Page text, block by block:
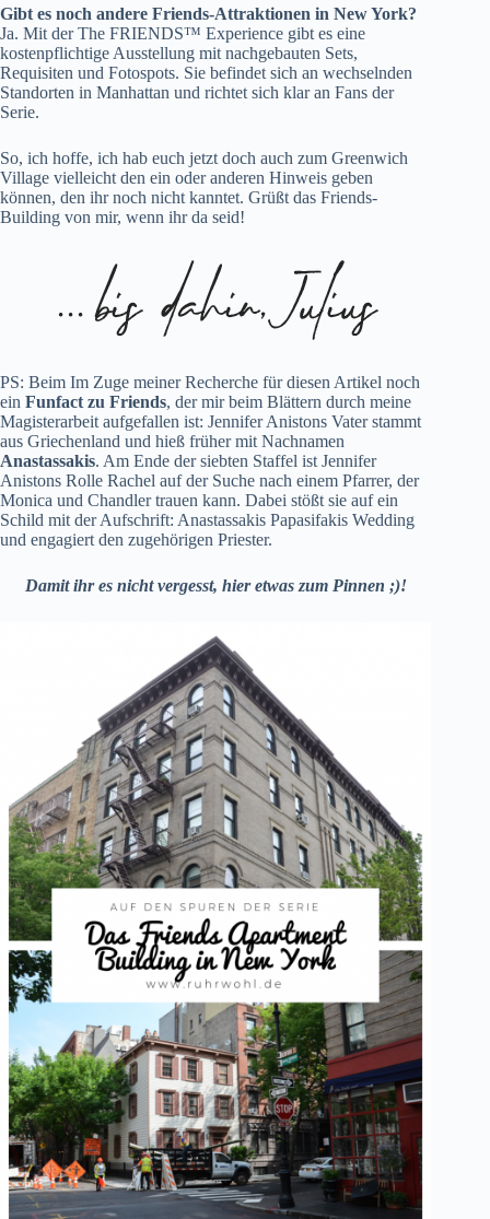
Gibt es noch andere Friends-Attraktionen in New York?
Ja. Mit der The FRIENDS™ Experience gibt es eine
kostenpflichtige Ausstellung mit nachgebauten Sets,
Requisiten und Fotospots. Sie befindet sich an wechselnden
Standorten in Manhattan und richtet sich klar an Fans der
Serie.
So, ich hoffe, ich hab euch jetzt doch auch zum Greenwich
Village vielleicht den ein oder anderen Hinweis geben
können, den ihr noch nicht kanntet. Grüßt das Friends-
Building von mir, wenn ihr da seid!
PS: Beim Im Zuge meiner Recherche für diesen Artikel noch
ein Funfact zu Friends, der mir beim Blättern durch meine
Magisterarbeit aufgefallen ist: Jennifer Anistons Vater stammt
aus Griechenland und hieß früher mit Nachnamen
Anastassakis. Am Ende der siebten Staffel ist Jennifer
Anistons Rolle Rachel auf der Suche nach einem Pfarrer, der
Monica und Chandler trauen kann. Dabei stößt sie auf ein
Schild mit der Aufschrift: Anastassakis Papasifakis Wedding
und engagiert den zugehörigen Priester.
Damit ihr es nicht vergesst, hier etwas zum Pinnen ;)!